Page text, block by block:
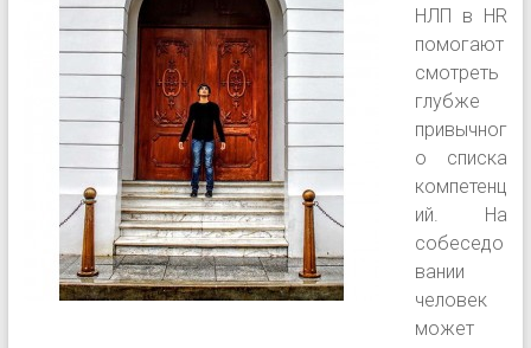
НЛП в HR
помогают
смотреть
глубже
привычног
о списка
компетенц
ий. На
собеседо
вании
человек
может